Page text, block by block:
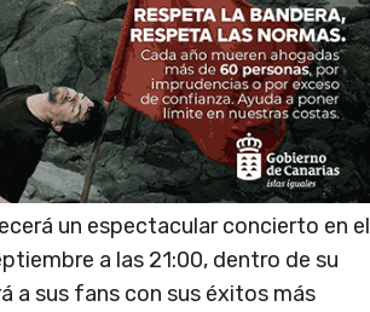
un espectacular concierto en el
a las 21:00, dentro de su
a sus fans con sus éxitos más